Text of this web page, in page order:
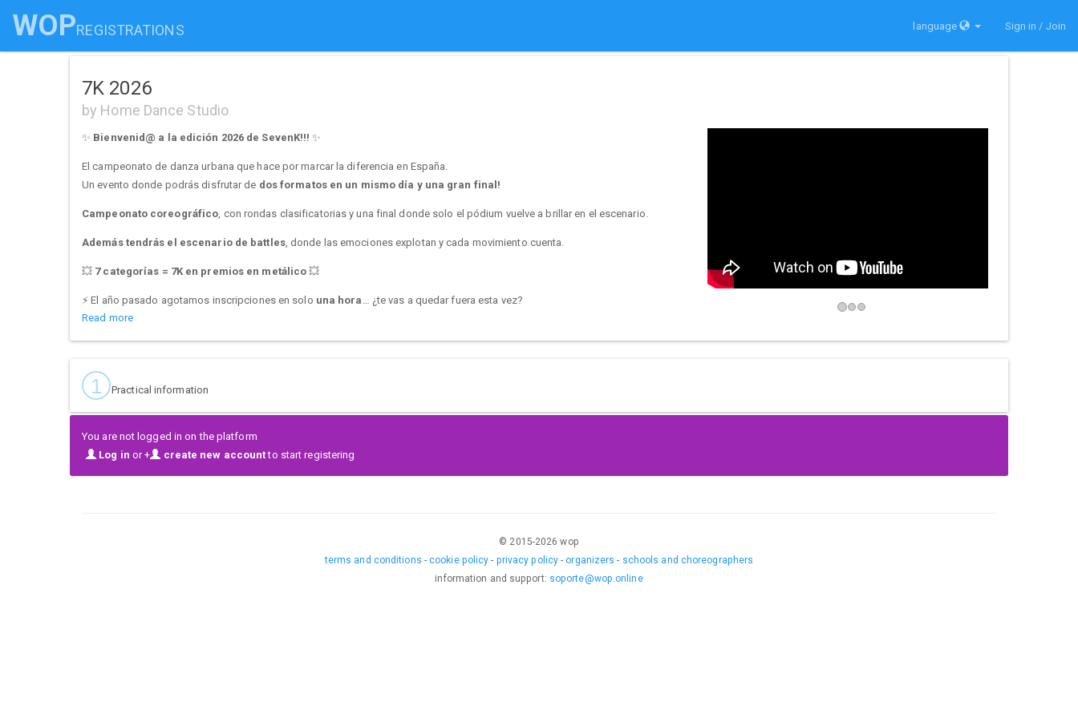
WOPREGISTRATIONS language Sign in / Join
7K 2026
by Home Dance Studio
✨ Bienvenid@ a la edición 2026 de SevenK!!! ✨
El campeonato de danza urbana que hace por marcar la diferencia en España.
Un evento donde podrás disfrutar de dos formatos en un mismo día y una gran final!
Campeonato coreográfico, con rondas clasificatorias y una final donde solo el pódium vuelve a brillar en el escenario.
Además tendrás el escenario de battles, donde las emociones explotan y cada movimiento cuenta.
💥 7 categorías = 7K en premios en metálico 💥
⚡ El año pasado agotamos inscripciones en solo una hora … ¿te vas a quedar fuera esta vez?
Read more
1 Practical information
You are not logged in on the platform
Log in or + create new accountto start registering
© 2015-2026 wop
terms and conditions -cookie policy - privacy policy - organizers - schools and choreographers
information and support: soporte@wop.online